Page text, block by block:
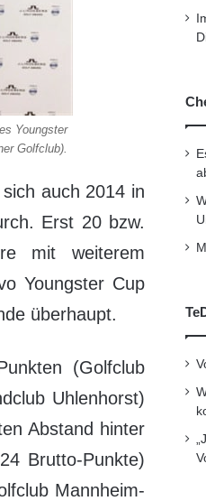
Youngster
Golfclub).
auch 2014 in
Erst 20 bzw.
mit weiterem
Youngster Cup
überhaupt.
(Golfclub
Uhlenhorst)
Abstand hinter
Brutto-Punkte)
Mannheim-